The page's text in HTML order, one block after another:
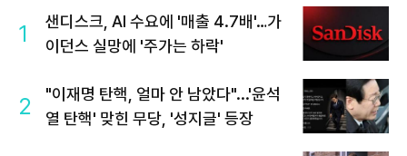
1
샌디스크, AI 수요에 '매출 4.7배'…가
이던스 실망에 '주가는 하락'
2
"이재명 탄핵, 얼마 안 남았다"...'윤석
열 탄핵' 맞힌 무당, '성지글' 등장